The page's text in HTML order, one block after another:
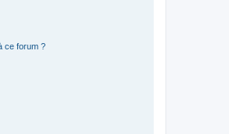
ce forum ?